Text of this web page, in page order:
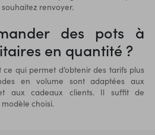
renvoyer.
des pots à
en quantité ?
ce qui permet d’obtenir des tarifs plus
en volume sont adaptées aux
aux cadeaux clients. Il suffit de
choisi.